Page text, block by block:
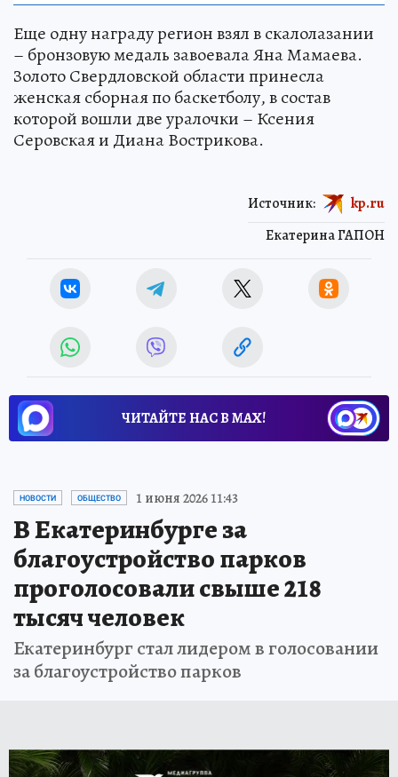
Еще одну награду регион взял в скалолазании
– бронзовую медаль завоевала Яна Мамаева.
Золото Свердловской области принесла
женская сборная по баскетболу, в состав
которой вошли две уралочки – Ксения
Серовская и Диана Вострикова.
Екатерина ГАПОН
Источник: kp.ru
ЧИТАЙТЕ НАС В МАХ!
НОВОСТИ ОБЩЕСТВО 1 июня 2026 11:43
В Екатеринбурге за
благоустройство парков
проголосовали свыше 218
тысяч человек
Екатеринбург стал лидером в голосовании
за благоустройство парков